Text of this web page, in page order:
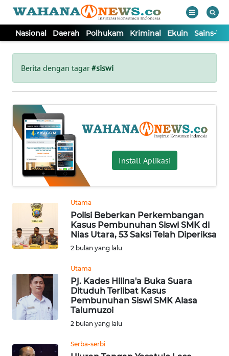
Nasional Daerah Polhukam Kriminal Ekuin Sains-
Berita dengan tagar#siswi
Install Aplikasi
Utama
Polisi Beberkan Perkembangan
Kasus Pembunuhan Siswi SMK di
Nias Utara, 53 Saksi Telah Diperiksa
2 bulan yang lalu
Utama
Pj. Kades Hilina'a Buka Suara
Dituduh Terlibat Kasus
Pembunuhan Siswi SMK Alasa
Talumuzoi
2 bulan yang lalu
Serba-serbi
Tutup
NASIONAL
DAERAH
POLHUKAM
KRIMINAL
EKUIN
SAINS-TEKNO
INTERNASIONAL
SERBA-SERBI
PENDIDIKAN